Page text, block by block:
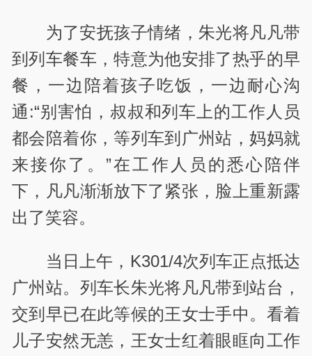
为了安抚孩子情绪，朱光将凡凡带
到列车餐车，特意为他安排了热乎的早
餐，一边陪着孩子吃饭，一边耐心沟
通:“别害怕，叔叔和列车上的工作人员
都会陪着你，等列车到广州站，妈妈就
来接你了。”在工作人员的悉心陪伴
下，凡凡渐渐放下了紧张，脸上重新露
出了笑容。
当日上午，K301/4次列车正点抵达
广州站。列车长朱光将凡凡带到站台，
交到早已在此等候的王女士手中。看着
儿子安然无恙，王女士红着眼眶向工作